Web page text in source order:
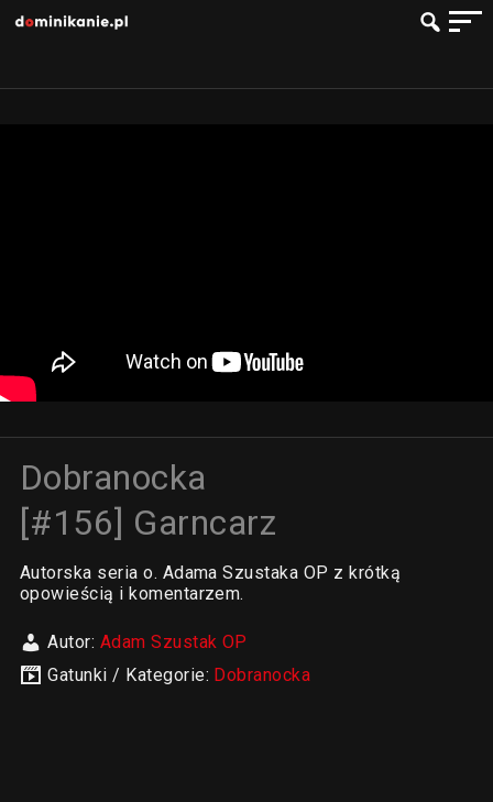
Dobranocka
[#156] Garncarz
Autorska seria o. Adama Szustaka OP z krótką
opowieścią i komentarzem.
Autor: Adam Szustak OP
Gatunki / Kategorie: Dobranocka